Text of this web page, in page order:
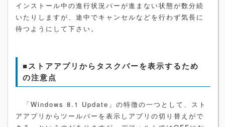
インストール中の進行状況バーが進まない状態が数分続
いたりしますが、途中でキャンセルなどを行わず気長に
待つようにして下さい。
■ストアアプリからタスクバーを表示するため
の注意点
「Windows 8.1 Update」の特徴の一つとして、スト
アアプリからツールバーを表示しアプリの切り替えがで